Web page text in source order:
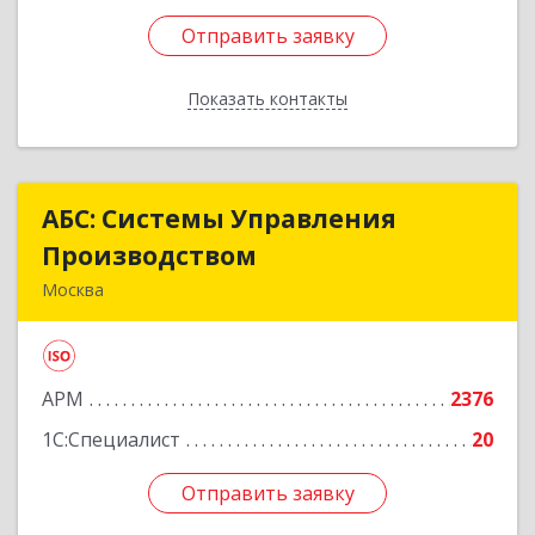
Отправить заявку
Показать контакты
Отправить заявку
Назад
АБС: Системы Управления
Производством
Москва
АРМ
2376
1С:Специалист
20
Отправить заявку
АБС: Системы Управления
Отправить заявку